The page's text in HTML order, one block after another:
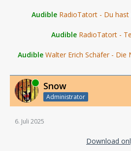
Audible RadioTatort - Du
Audible RadioTatort -
Audible Walter Erich Schäfer - Die
Online Snow
Administrator
6. Juli 2025
Download